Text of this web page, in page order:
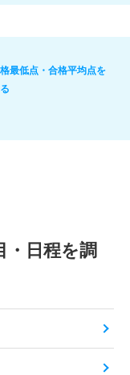
最低点・合格平均点を
・日程を調